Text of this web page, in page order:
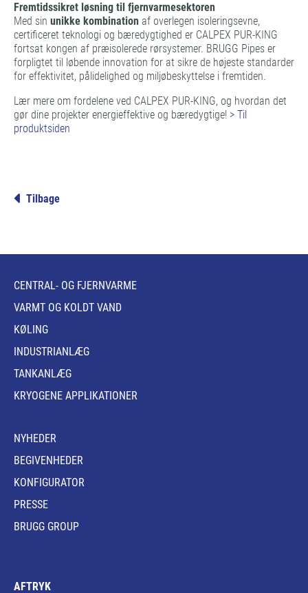
Fremtidssikret løsning til fjernvarmesektoren
Med sin unikke kombination af overlegen isoleringsevne,
certificeret teknologi og bæredygtighed er CALPEX PUR-KING
fortsat kongen af præisolerede rørsystemer. BRUGG Pipes er
forpligtet til løbende innovation for at sikre de højeste standarder
for effektivitet, pålidelighed og miljøbeskyttelse i fremtiden.
Lær mere om fordelene ved CALPEX PUR-KING, og hvordan det
gør dine projekter energieffektive og bæredygtige! > Til
produktsiden
Tilbage
CENTRAL- OG FJERNVARME
VARMT OG KOLDT VAND
KØLING
INDUSTRIANLÆG
TANKANLÆG
KRYOGENE APPLIKATIONER
NYHEDER
BEGIVENHEDER
KONFIGURATOR
PRESSE
BRUGG GROUP
AFTRYK